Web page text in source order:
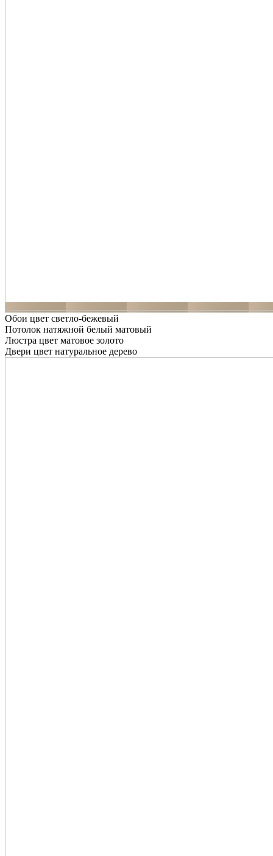
Обои цвет светло-бежевый
Потолок натяжной белый матовый
Люстра цвет матовое золото
Двери цвет натуральное дерево